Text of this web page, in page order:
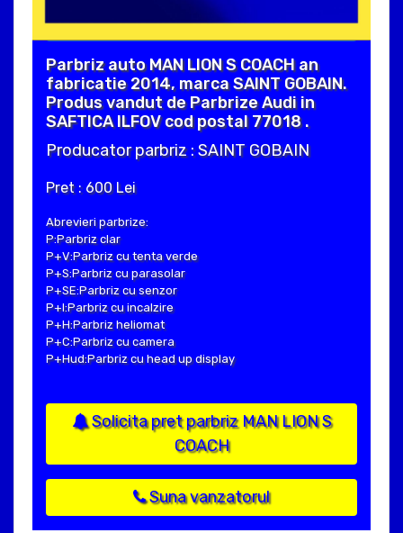
Parbriz auto MAN LION S COACH an
fabricatie 2014, marca SAINT GOBAIN.
Produs vandut de Parbrize Audi in
SAFTICA ILFOV cod postal 77018 .
Producator parbriz : SAINT GOBAIN
Pret : 600 Lei
Abrevieri parbrize:
P:Parbriz clar
P+V:Parbriz cu tenta verde
P+S:Parbriz cu parasolar
P+SE:Parbriz cu senzor
P+I:Parbriz cu incalzire
P+H:Parbriz heliomat
P+C:Parbriz cu camera
P+Hud:Parbriz cu head up display
Solicita pret parbriz MAN LION S
COACH
Suna vanzatorul